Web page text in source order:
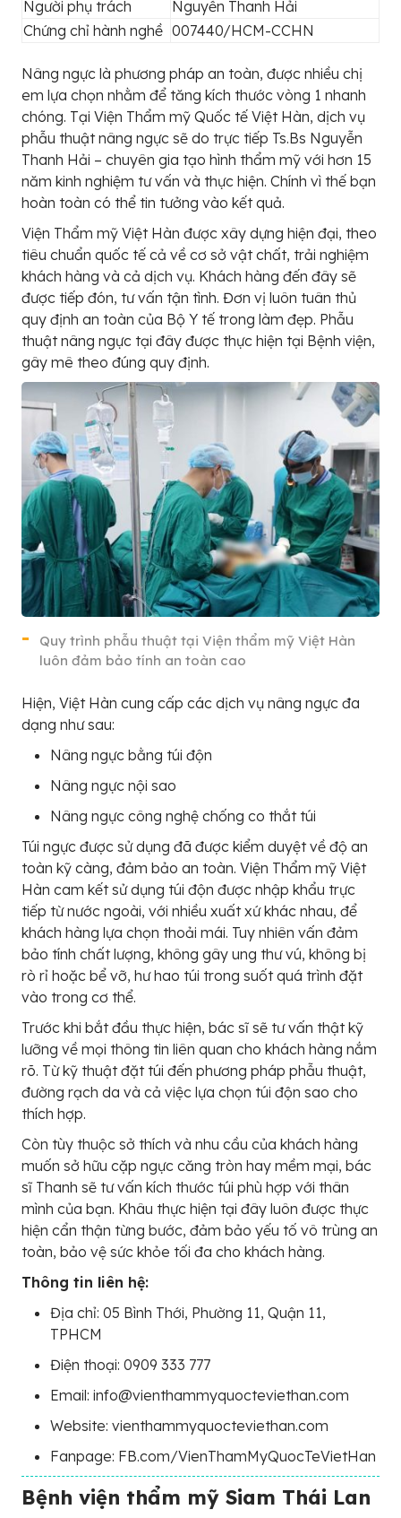
Người phụ trách
Nguyễn Thanh Hải
Chứng chỉ hành nghề 007440/HCM-CCHN
Nâng ngực là phương pháp an toàn, được nhiều chị
em lựa chọn nhằm để tăng kích thước vòng 1 nhanh
chóng. Tại Viện Thẩm mỹ Quốc tế Việt Hàn, dịch vụ
phẫu thuật nâng ngực sẽ do trực tiếp Ts.Bs Nguyễn
Thanh Hải – chuyên gia tạo hình thẩm mỹ với hơn 15
năm kinh nghiệm tư vấn và thực hiện. Chính vì thế bạn
hoàn toàn có thể tin tưởng vào kết quả.
Viện Thẩm mỹ Việt Hàn được xây dựng hiện đại, theo
tiêu chuẩn quốc tế cả về cơ sở vật chất, trải nghiệm
khách hàng và cả dịch vụ. Khách hàng đến đây sẽ
được tiếp đón, tư vấn tận tình. Đơn vị luôn tuân thủ
quy định an toàn của Bộ Y tế trong làm đẹp. Phẫu
thuật nâng ngực tại đây được thực hiện tại Bệnh viện,
gây mê theo đúng quy định.
Quy trình phẫu thuật tại Viện thẩm mỹ Việt Hàn
luôn đảm bảo tính an toàn cao
Hiện, Việt Hàn cung cấp các dịch vụ nâng ngực đa
dạng như sau:
Nâng ngực bằng túi độn
Nâng ngực nội sao
Nâng ngực công nghệ chống co thắt túi
Túi ngực được sử dụng đã được kiểm duyệt về độ an
toàn kỹ càng, đảm bảo an toàn. Viện Thẩm mỹ Việt
Hàn cam kết sử dụng túi độn được nhập khẩu trực
tiếp từ nước ngoài, với nhiều xuất xứ khác nhau, để
khách hàng lựa chọn thoải mái. Tuy nhiên vấn đảm
bảo tính chất lượng, không gây ung thư vú, không bị
rò rỉ hoặc bể vỡ, hư hao túi trong suốt quá trình đặt
vào trong cơ thể.
Trước khi bắt đầu thực hiện, bác sĩ sẽ tư vấn thật kỹ
lưỡng về mọi thông tin liên quan cho khách hàng nắm
rõ. Từ kỹ thuật đặt túi đến phương pháp phẫu thuật,
đường rạch da và cả việc lựa chọn túi độn sao cho
thích hợp.
Còn tùy thuộc sở thích và nhu cầu của khách hàng
muốn sở hữu cặp ngực căng tròn hay mềm mại, bác
sĩ Thanh sẽ tư vấn kích thước túi phù hợp với thân
mình của bạn. Khâu thực hiện tại đây luôn được thực
hiện cẩn thận từng bước, đảm bảo yếu tố vô trùng an
toàn, bảo vệ sức khỏe tối đa cho khách hàng.
Thông tin liên hệ:
Địa chỉ: 05 Bình Thới, Phường 11, Quận 11,
TPHCM
Điện thoại: 0909 333 777
Email: info@vienthammyquocteviethan.com
Website: vienthammyquocteviethan.com
Fanpage: FB.com/VienThamMyQuocTeVietHan
Bệnh viện thẩm mỹ Siam Thái Lan